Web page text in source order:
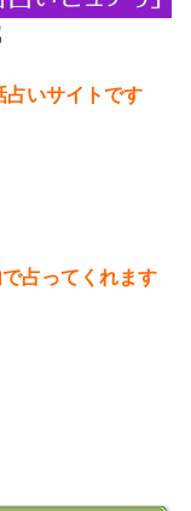
いサイトです
占ってくれます